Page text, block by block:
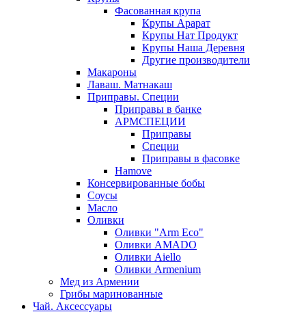
Фасованная крупа
Крупы Арарат
Крупы Нат Продукт
Крупы Наша Деревня
Другие производители
Макароны
Лаваш. Матнакаш
Приправы. Специи
Приправы в банке
АРМСПЕЦИИ
Приправы
Специи
Приправы в фасовке
Hamove
Консервированные бобы
Соусы
Масло
Оливки
Оливки "Arm Eco"
Оливки AMADO
Оливки Aiello
Оливки Armenium
Мед из Армении
Грибы маринованные
Чай. Аксессуары